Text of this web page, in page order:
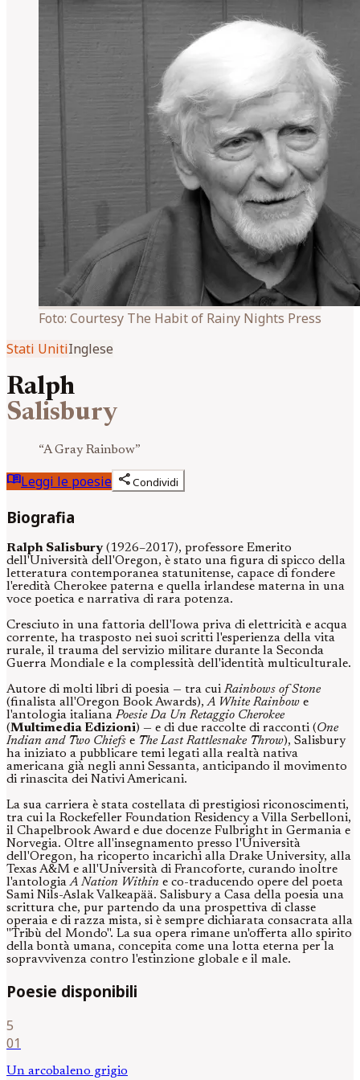
Foto: Courtesy The Habit of Rainy Nights Press
Stati UnitiInglese
Ralph
Salisbury
“A Gray Rainbow”
menu_bookLeggi le poesie shareCondividi
Biografia
Ralph Salisbury(1926–2017), professore Emerito
dell'Università dell'Oregon, è stato una figura di spicco della
letteratura contemporanea statunitense, capace di fondere
l'eredità Cherokee paterna e quella irlandese materna in una
voce poetica e narrativa di rara potenza.
Cresciuto in una fattoria dell'Iowa priva di elettricità e acqua
corrente, ha trasposto nei suoi scritti l'esperienza della vita
rurale, il trauma del servizio militare durante la Seconda
Guerra Mondiale e la complessità dell'identità multiculturale.
Autore di molti libri di poesia — tra cui Rainbows of Stone
(finalista all'Oregon Book Awards),A White Rainbow e
l'antologia italiana Poesie Da Un Retaggio Cherokee
(Multimedia Edizioni) — e di due raccolte di racconti (One
Indian and Two Chiefs e The Last Rattlesnake Throw), Salisbury
ha iniziato a pubblicare temi legati alla realtà nativa
americana già negli anni Sessanta, anticipando il movimento
di rinascita dei Nativi Americani.
La sua carriera è stata costellata di prestigiosi riconoscimenti,
tra cui la Rockefeller Foundation Residency a Villa Serbelloni,
il Chapelbrook Award e due docenze Fulbright in Germania e
Norvegia. Oltre all'insegnamento presso l'Università
dell'Oregon, ha ricoperto incarichi alla Drake University, alla
Texas A&M e all'Università di Francoforte, curando inoltre
l'antologiaA Nation Within e co-traducendo opere del poeta
Sami Nils-Aslak Valkeapää. Salisbury a Casa della poesia una
scrittura che, pur partendo da una prospettiva di classe
operaia e di razza mista, si è sempre dichiarata consacrata alla
"Tribù del Mondo". La sua opera rimane un'offerta allo spirito
della bontà umana, concepita come una lotta eterna per la
sopravvivenza contro l'estinzione globale e il male.
Poesie disponibili
5
01
Un arcobaleno grigio